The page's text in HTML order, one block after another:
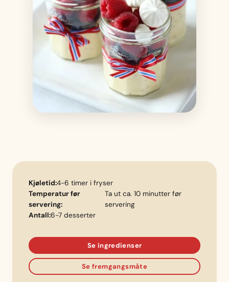
Kjøletid:4-6 timer i fryser
Temperatur før
servering:
Ta ut ca. 10 minutter før
servering
Antall:6-7 desserter
Se ingredienser
Se fremgangsmåte